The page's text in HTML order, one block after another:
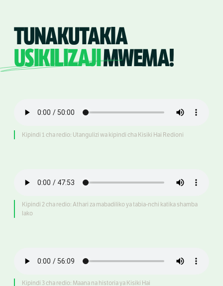
TUNAKUTAKIA
USIKILIZAJIMWEMA!
Kipindi 1 cha redio: Utangulizi wa kipindi cha Kisiki Hai Redioni
Kipindi 2 cha redio: Athari za mabadiliko ya tabia-nchi katika shamba
lako
Kipindi 3 cha redio: Maana na historia ya Kisiki Hai